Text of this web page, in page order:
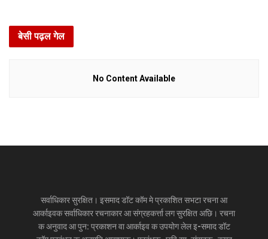
बेसी पढ़ल गेल
No Content Available
सर्वाधिकार सुरक्षित। इसमाद डॉट कॉम मे प्रकाशित सभटा रचना आ
आर्काइवक सर्वाधिकार रचनाकार आ संग्रहकर्त्ता लग सुरक्षित अछि। रचना
क अनुवाद आ पुन: प्रकाशन वा आर्काइव क उपयोग लेल इ-समाद डॉट